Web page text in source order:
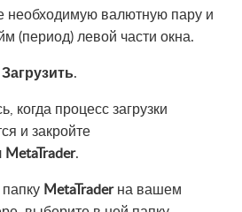
необходимую валютную пару и
(период) левой части окна.
Загрузить.
когда процесс загрузки
и закройте
MetaTrader.
MetaTraderна вашем